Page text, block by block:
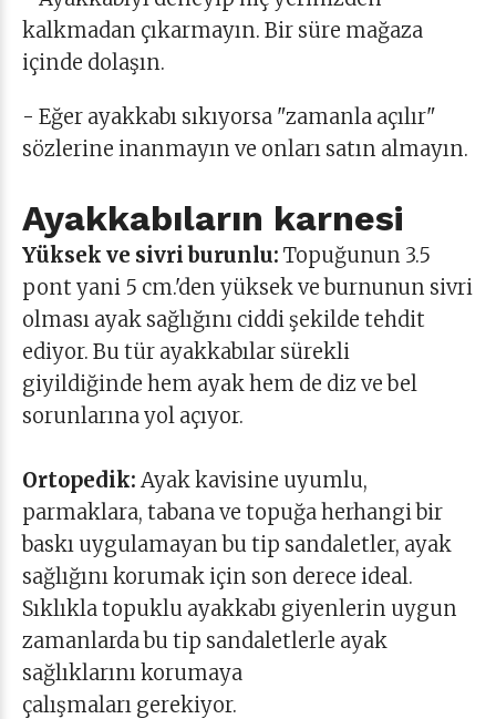
kalkmadan çıkarmayın. Bir süre mağaza
içinde dolaşın.
- Eğer ayakkabı sıkıyorsa "zamanla açılır"
sözlerine inanmayın ve onları satın almayın.
Ayakkabıların karnesi
Yüksek ve sivri burunlu: Topuğunun 3.5
pont yani 5 cm.'den yüksek ve burnunun sivri
olması ayak sağlığını ciddi şekilde tehdit
ediyor. Bu tür ayakkabılar sürekli
giyildiğinde hem ayak hem de diz ve bel
sorunlarına yol açıyor.
Ortopedik: Ayak kavisine uyumlu,
parmaklara, tabana ve topuğa herhangi bir
baskı uygulamayan bu tip sandaletler, ayak
sağlığını korumak için son derece ideal.
Sıklıkla topuklu ayakkabı giyenlerin uygun
zamanlarda bu tip sandaletlerle ayak
sağlıklarını korumaya
çalışmaları gerekiyor.